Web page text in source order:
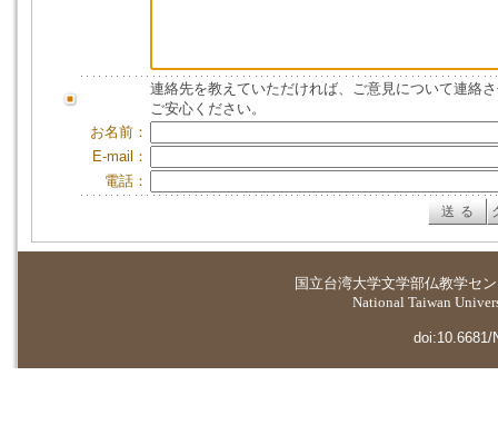
連絡先を教えていただければ、ご意見について連絡
ご安心ください。
お名前：
E-mail：
電話：
国立台湾大学文学部仏教学セ
National Taiwan
doi:10.6681/